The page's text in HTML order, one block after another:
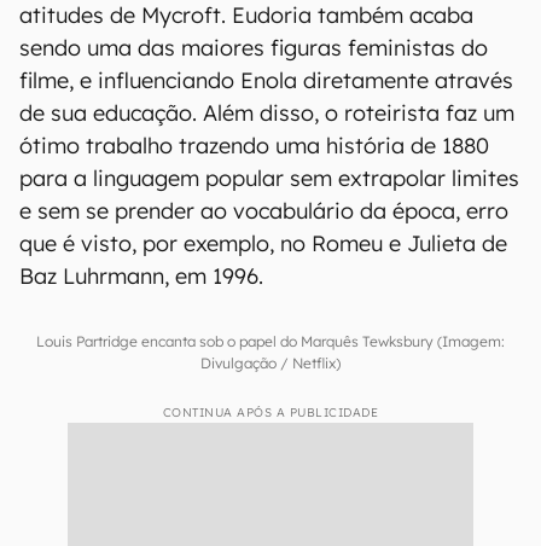
atitudes de Mycroft. Eudoria também acaba
sendo uma das maiores figuras feministas do
filme, e influenciando Enola diretamente através
de sua educação. Além disso, o roteirista faz um
ótimo trabalho trazendo uma história de 1880
para a linguagem popular sem extrapolar limites
e sem se prender ao vocabulário da época, erro
que é visto, por exemplo, no Romeu e Julieta de
Baz Luhrmann, em 1996.
Louis Partridge encanta sob o papel do Marquês Tewksbury (Imagem:
Divulgação / Netflix)
CONTINUA APÓS A PUBLICIDADE